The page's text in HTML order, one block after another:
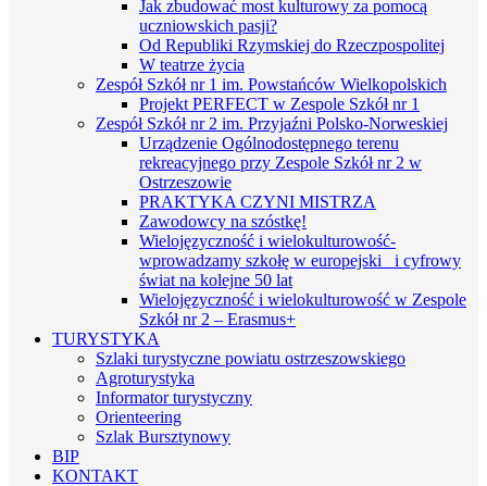
Jak zbudować most kulturowy za pomocą
uczniowskich pasji?
Od Republiki Rzymskiej do Rzeczpospolitej
W teatrze życia
Zespół Szkół nr 1 im. Powstańców Wielkopolskich
Projekt PERFECT w Zespole Szkół nr 1
Zespół Szkół nr 2 im. Przyjaźni Polsko-Norweskiej
Urządzenie Ogólnodostępnego terenu
rekreacyjnego przy Zespole Szkół nr 2 w
Ostrzeszowie
PRAKTYKA CZYNI MISTRZA
Zawodowcy na szóstkę!
Wielojęzyczność i wielokulturowość-
wprowadzamy szkołę w europejski i cyfrowy
świat na kolejne 50 lat
Wielojęzyczność i wielokulturowość w Zespole
Szkół nr 2 – Erasmus+
TURYSTYKA
Szlaki turystyczne powiatu ostrzeszowskiego
Agroturystyka
Informator turystyczny
Orienteering
Szlak Bursztynowy
BIP
KONTAKT